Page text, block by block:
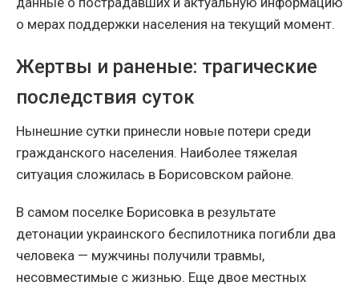
о мерах поддержки населения на текущий момент.
Жертвы и раненые: трагические
последствия суток
Нынешние сутки принесли новые потери среди
гражданского населения. Наиболее тяжелая
ситуация сложилась в Борисовском районе.
В самом поселке Борисовка в результате
детонации украинского беспилотника погибли два
человека — мужчины получили травмы,
несовместимые с жизнью. Еще двое местных